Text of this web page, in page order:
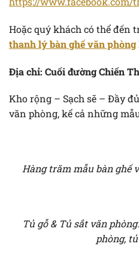
Hoặc quý khách có thể đến
thanh lý bàn ghế văn phòng
Địa chỉ: Cuối đường Chiến
Kho rộng – Sạch sẽ – Đầy
văn phòng, kể cả những
Hàng trăm mẫu bàn ghế
Tủ gỗ & Tủ sắt văn
phòng,